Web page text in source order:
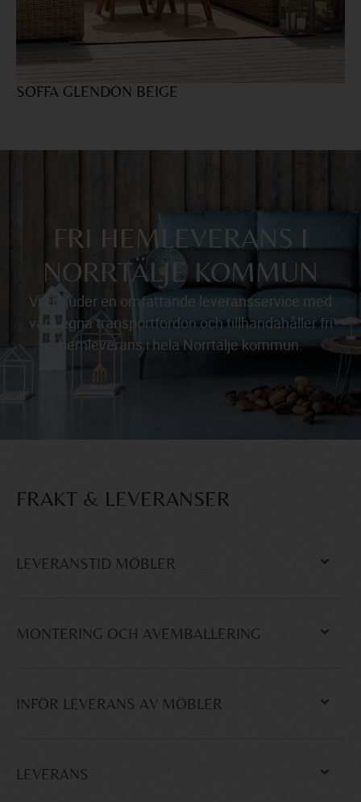
SOFFA GLENDON BEIGE
FRI HEMLEVERANS I
NORRTÄLJE KOMMUN
Vi erbjuder en omfattande leveransservice med
våra egna transportfordon och tillhandahåller fri
hemleverans i hela Norrtälje kommun.
FRAKT & LEVERANSER
LEVERANSTID MÖBLER
MONTERING OCH AVEMBALLERING
INFÖR LEVERANS AV MÖBLER
LEVERANS